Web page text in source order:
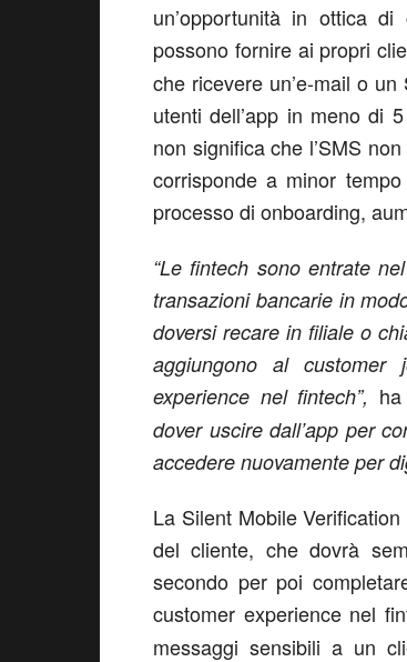
un’opportunità in ottica
possono fornire ai propri
che ricevere un’e-mail o
utenti dell’app in meno di
non significa che l’SMS
corrisponde a minor
processo di onboarding,
“Le fintech sono entrate
transazioni bancarie in
doversi recare in filiale o
aggiungono al
experience nel fintech”,
dover uscire dall’app per
accedere nuovamente per
La Silent Mobile
del cliente, che dovrà
secondo per poi
customer experience nel
messaggi sensibili a un